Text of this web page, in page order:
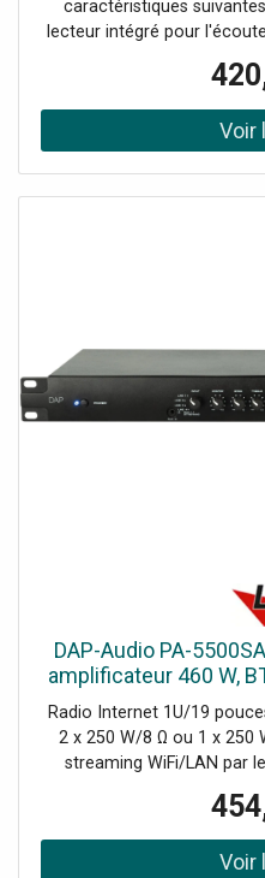
caractéristiques
lecteur intégré pour
incluseAlimentation
24VdcConsommation
sourcesCH1
alimentation fantôme
DAP-Audio PA-
amplificateur 460 W,
et - Lecteur
Radio Internet 1U/19
2 x 250 W/8 Ω ou 1 x 250
streaming WiFi/LAN par
AAC+, ALAC, APE, FLAC,
HD, Entrées auxiliaire et
ligne à l’arrière, Contrôle